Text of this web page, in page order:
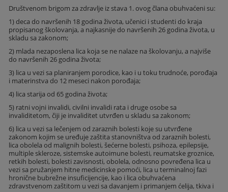
Društvenom brigom za zdravlje iz stava 1. ovog člana obuhvaćeni su:
1) deca do navršenih 18 godina života, učenici i studenti do kraja
propisanog školovanja, a najkasnije do navršenih 26 godina života, u
skladu sa zakonom;
2) mlada nezaposlena lica koja se ne nalaze na školovanju, a najviše
do navršenih 26 godina života;
3) lica u vezi sa planiranjem porodice, kao i u toku trudnoće, porođaja
i materinstva do 12 meseci nakon porođaja;
4) lica starija od 65 godina života;
5) ratni vojni invalidi, civilni invalidi rata i druge osobe sa
invaliditetom, čiji je invaliditet utvrđen u skladu sa zakonom;
6) lica u vezi sa lečenjem od zaraznih bolesti koje su utvrđene
zakonom kojim se uređuje zaštita stanovništva od zaraznih bolesti,
lica obolela od malignih bolesti, šećerne bolesti, psihoza, epilepsije,
multiple skleroze, sistemske autoimune bolesti, reumatske groznice,
retkih bolesti, bolesti zavisnosti, obolela, odnosno povređena lica u
vezi sa pružanjem hitne medicinske pomoći, lica u terminalnoj fazi
hronične bubrežne insuficijencije, kao i lica obuhvaćena
zdravstvenom zaštitom u vezi sa davanjem i primanjem ćelija, tkiva i